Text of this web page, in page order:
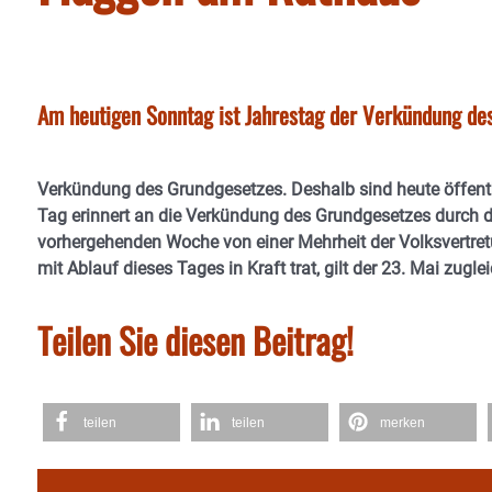
Am heutigen Sonntag ist Jahrestag der Verkündung
Verkündung des Grundgesetzes. Deshalb sind heute
Tag erinnert an die Verkündung des Grundgesetzes
vorhergehenden Woche von einer Mehrheit der
mit Ablauf dieses Tages in Kraft trat, gilt der 23. Mai
Teilen Sie diesen Beitrag!
teilen teilen merken